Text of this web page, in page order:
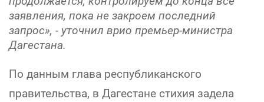
заявления, пока не закроем последний
запрос», - уточнил врио премьер-министра
Дагестана.
По данным глава республиканского
правительства, в Дагестане стихия задела